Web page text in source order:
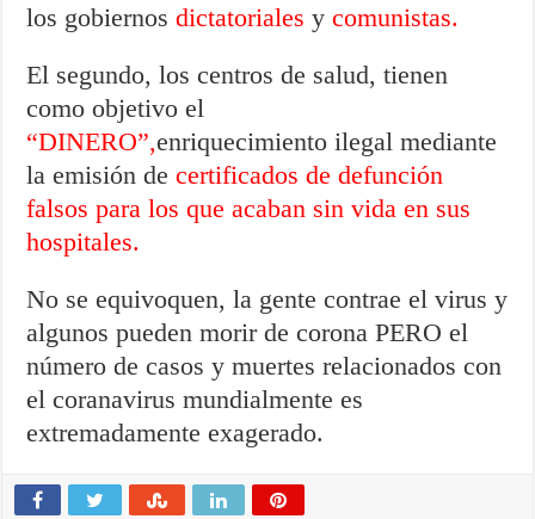
los gobiernosdictatoriales ycomunistas.
El segundo, los centros de salud, tienen
como objetivo el
“DINERO”,enriquecimiento ilegal mediante
la emisión decertificados de defunción
falsos para los que acaban sin vida en sus
hospitales.
No se equivoquen, la gente contrae el virus y
algunos pueden morir de corona PERO el
número de casos y muertes relacionados con
el coranavirus mundialmente es
extremadamente exagerado.